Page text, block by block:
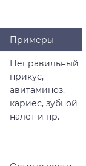
Примеры
Неправильный
прикус,
авитаминоз,
кариес, зубной
налёт и пр.